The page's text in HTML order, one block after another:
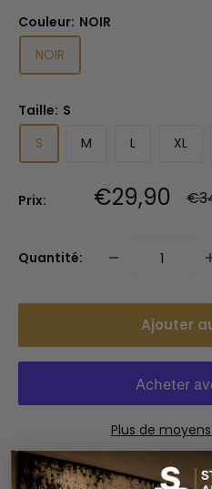
Couleur: NOIR
NOIR
Taille: S
S
M L XL
Prix: Prix
réduit
€29,90 Prix
Quantité:
Ajouter
Plus de